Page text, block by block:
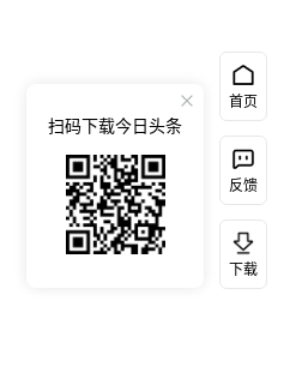
首页
反馈
下载
扫码下载今日头条